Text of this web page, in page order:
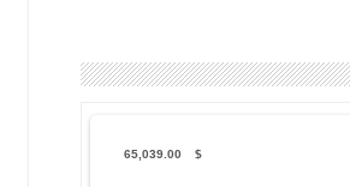
$
65,039.00